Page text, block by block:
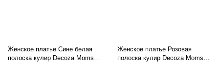
Женское платье Сине белая
полоска кулир Decoza Moms
Женское платье Розовая
полоска кулир Decoza Moms